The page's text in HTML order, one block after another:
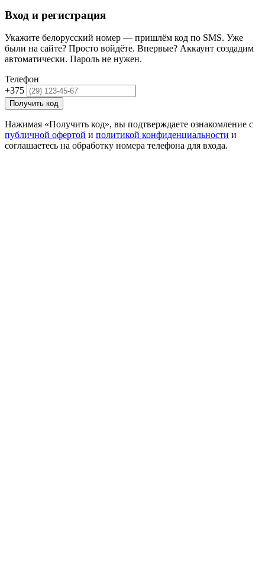
Вход и регистрация
Укажите белорусский номер — пришлём код по SMS. Уже
были на сайте? Просто войдёте. Впервые? Аккаунт создадим
автоматически. Пароль не нужен.
Телефон
+375
Получить код
Нажимая «Получить код», вы подтверждаете ознакомление с
публичной офертой и политикой конфиденциальности и
соглашаетесь на обработку номера телефона для входа.